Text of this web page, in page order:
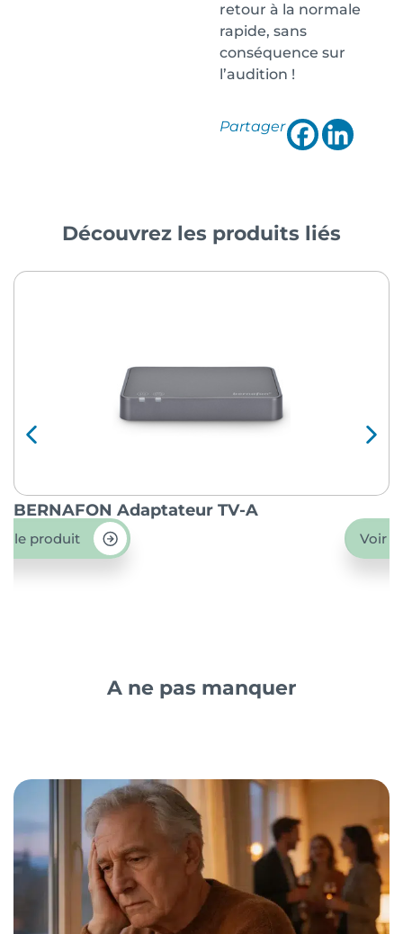
retour à la normale
rapide, sans
conséquence sur
l’audition !
Partager
Découvrez les produits liés
BERNAFON Adaptateur TV-A
le produit Voir
A ne pas manquer